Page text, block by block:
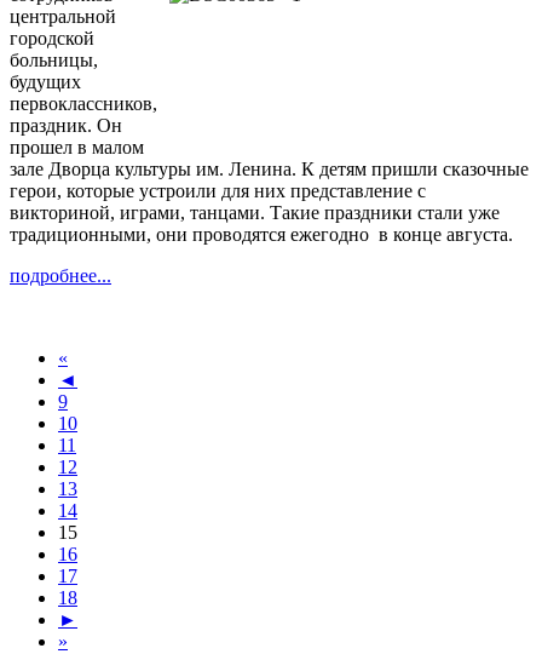
центральной
городской
больницы,
будущих
первоклассников,
праздник. Он
прошел в малом
зале Дворца культуры им. Ленина. К детям пришли сказочные
герои, которые устроили для них представление с
викториной, играми, танцами. Такие праздники стали уже
традиционными, они проводятся ежегодно в конце августа.
подробнее...
«
◄
9
10
11
12
13
14
15
16
17
18
►
»